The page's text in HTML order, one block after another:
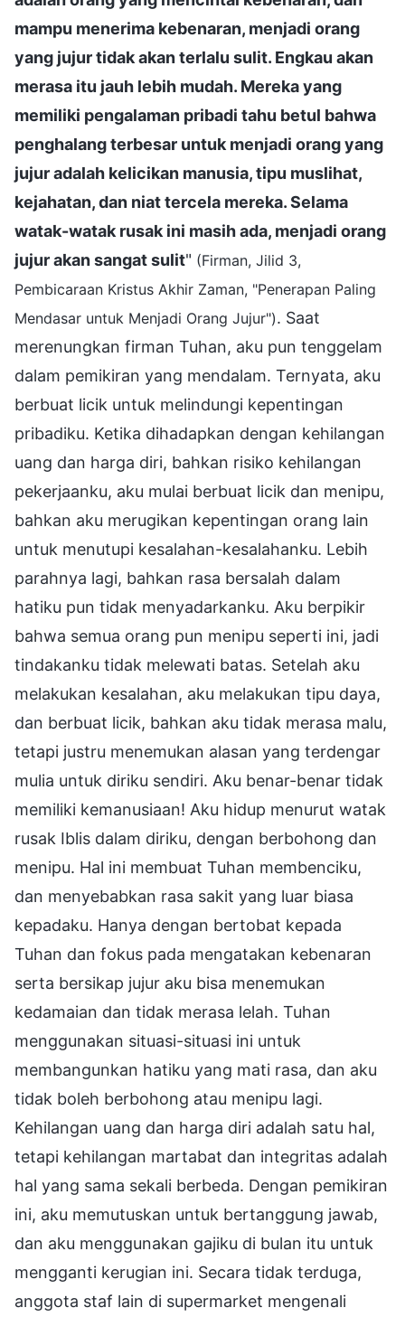
mampu menerima kebenaran, menjadi orang
yang jujur tidak akan terlalu sulit. Engkau akan
merasa itu jauh lebih mudah. Mereka yang
memiliki pengalaman pribadi tahu betul bahwa
penghalang terbesar untuk menjadi orang yang
jujur adalah kelicikan manusia, tipu muslihat,
kejahatan, dan niat tercela mereka. Selama
watak-watak rusak ini masih ada, menjadi orang
jujur akan sangat sulit" (Firman, Jilid 3,
Pembicaraan Kristus Akhir Zaman, "Penerapan Paling
Mendasar untuk Menjadi Orang Jujur"). Saat
merenungkan firman Tuhan, aku pun tenggelam
dalam pemikiran yang mendalam. Ternyata, aku
berbuat licik untuk melindungi kepentingan
pribadiku. Ketika dihadapkan dengan kehilangan
uang dan harga diri, bahkan risiko kehilangan
pekerjaanku, aku mulai berbuat licik dan menipu,
bahkan aku merugikan kepentingan orang lain
untuk menutupi kesalahan-kesalahanku. Lebih
parahnya lagi, bahkan rasa bersalah dalam
hatiku pun tidak menyadarkanku. Aku berpikir
bahwa semua orang pun menipu seperti ini, jadi
tindakanku tidak melewati batas. Setelah aku
melakukan kesalahan, aku melakukan tipu daya,
dan berbuat licik, bahkan aku tidak merasa malu,
tetapi justru menemukan alasan yang terdengar
mulia untuk diriku sendiri. Aku benar-benar tidak
memiliki kemanusiaan! Aku hidup menurut watak
rusak Iblis dalam diriku, dengan berbohong dan
menipu. Hal ini membuat Tuhan membenciku,
dan menyebabkan rasa sakit yang luar biasa
kepadaku. Hanya dengan bertobat kepada
Tuhan dan fokus pada mengatakan kebenaran
serta bersikap jujur aku bisa menemukan
kedamaian dan tidak merasa lelah. Tuhan
menggunakan situasi-situasi ini untuk
membangunkan hatiku yang mati rasa, dan aku
tidak boleh berbohong atau menipu lagi.
Kehilangan uang dan harga diri adalah satu hal,
tetapi kehilangan martabat dan integritas adalah
hal yang sama sekali berbeda. Dengan pemikiran
ini, aku memutuskan untuk bertanggung jawab,
dan aku menggunakan gajiku di bulan itu untuk
mengganti kerugian ini. Secara tidak terduga,
anggota staf lain di supermarket mengenali